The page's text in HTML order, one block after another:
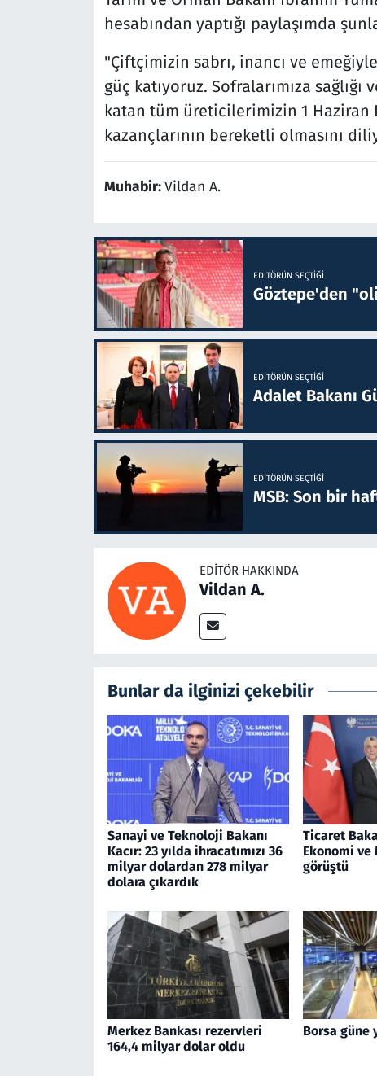
hesabından yaptığı paylaşımda
"Çiftçimizin sabrı, inancı ve
güç katıyoruz. Sofralarımıza
katan tüm üreticilerimizin 1 Haziran
kazançlarının bereketli olmasını
Muhabir:Vildan A.
EDITÖRÜN SEÇTIĞI
Göztepe'den
EDITÖRÜN SEÇTIĞI
Adalet Bakanı
EDITÖRÜN SEÇTIĞI
MSB: Son bir
EDITÖR HAKKINDA
Vildan A.
Bunlar da ilginizi çekebilir
Sanayi ve Teknoloji Bakanı
Kacır: 23 yılda ihracatımızı 36
milyar dolardan 278 milyar
dolara çıkardık
Ticaret
Ekonomi ve
görüştü
Merkez Bankası rezervleri
164,4 milyar dolar oldu
Borsa güne